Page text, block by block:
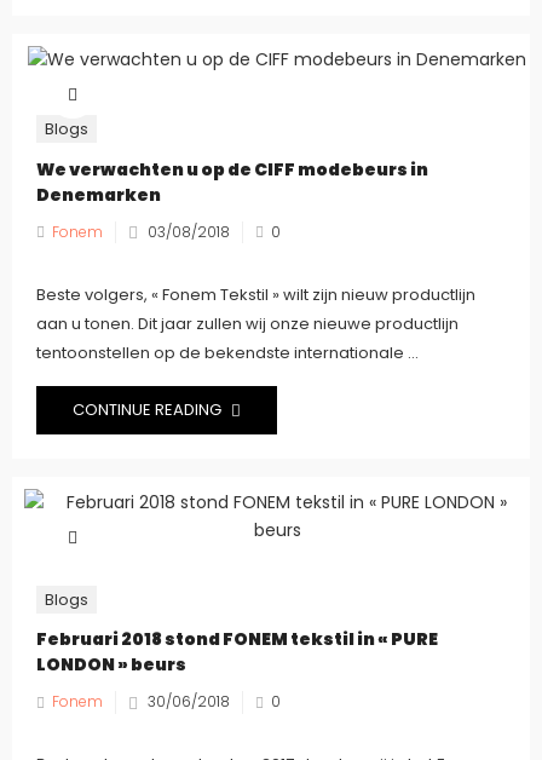
Blogs
We verwachten u op de CIFF modebeurs in
Denemarken
Fonem 03/08/2018 0
Beste volgers, « Fonem Tekstil » wilt zijn nieuw productlijn
aan u tonen. Dit jaar zullen wij onze nieuwe productlijn
tentoonstellen op de bekendste internationale ...
CONTINUE READING
Blogs
Februari 2018 stond FONEM tekstil in « PURE
LONDON » beurs
Fonem 30/06/2018 0